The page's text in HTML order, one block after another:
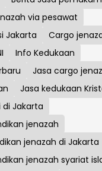
via pesawat
Jakarta
Cargo
Info Kedukaan
Jasa cargo
Jasa kedukaan
di Jakarta
jenazah
jenazah di Jakarta
jenazah syariat